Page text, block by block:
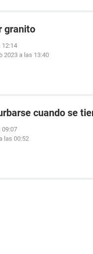
granito
12:14
2023 a las 13:40
cuando se
09:07
las 00:52